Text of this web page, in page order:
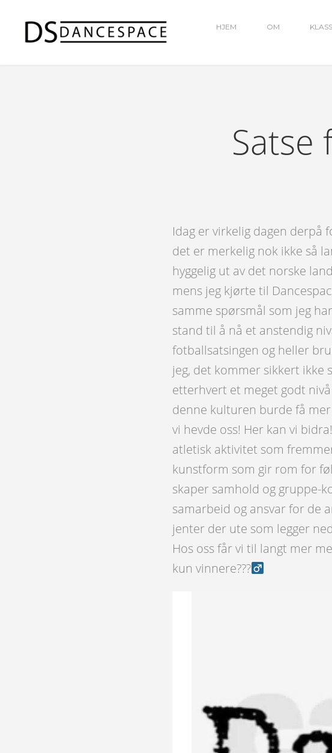
HJEM OM
Satse
Idag er virkelig dagen derpå
det er merkelig nok ikke så
hyggelig ut av det norske
mens jeg kjørte til
samme spørsmål som jeg
stand til å nå et anstendig
fotballsatsingen og heller
jeg, det kommer sikkert ikke
etterhvert et meget godt
denne kulturen burde få
vi hevde oss! Her kan vi
atletisk aktivitet som
kunstform som gir rom for
skaper samhold og gruppe-
samarbeid og ansvar for de
jenter der ute som legger
Hos oss får vi til langt mer
kun vinnere???‍